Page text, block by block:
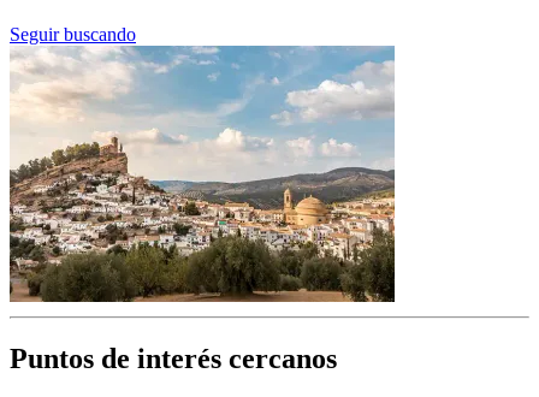
Seguir buscando
Puntos de interés cercanos